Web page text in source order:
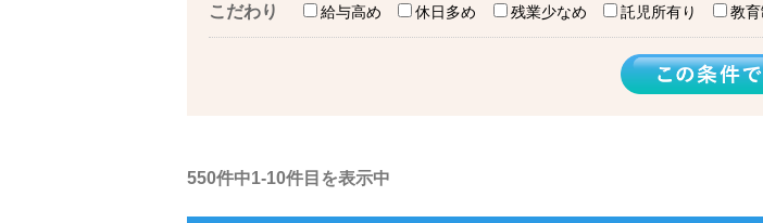
こだわり 給与高め 休日多め 残業少なめ 託児所有り 教
550件中1-10件目を表示中